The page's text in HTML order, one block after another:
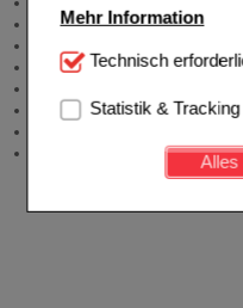
Mehr Information
Technisch
Website notwendig
Kundenkonto),
werden kann.
Einkaufserlebnis noch
beispielsweise für die
Besuchers oder
Verhaltensweisen
anzupassen.
Technisch
Statistik & Tracking
Alles
Produktberatung
Zuzahlungsfreie Arzneien
Newsletter